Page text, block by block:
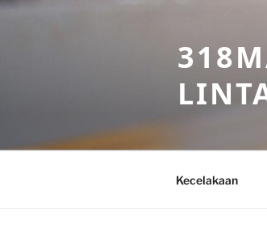
Skip
Kecelakaan